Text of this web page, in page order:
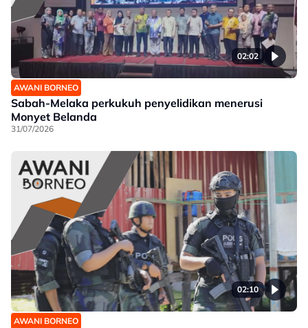
02:02
AWANI BORNEO
Sabah-Melaka perkukuh penyelidikan menerusi
Monyet Belanda
31/07/2026
02:10
AWANI BORNEO